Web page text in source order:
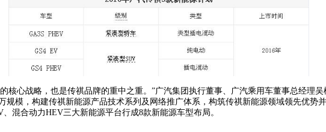
心战略，也是传祺品牌的重中之重。”广汽集团执行董事、广汽乘用车董事总经理吴
规模，构建传祺新能源产品技术系列及网络推广体系，构筑传祺新能源领域领先优势
混合动力HEV三大新能源平台行成8款新能源车型布局。